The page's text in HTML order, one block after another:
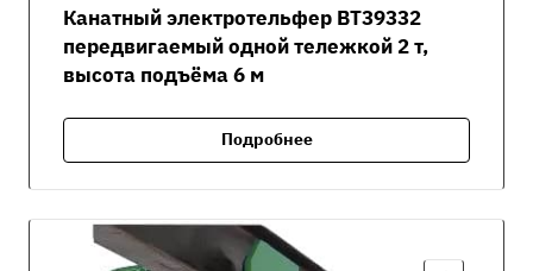
Канатный электротельфер ВТ39332
передвигаемый одной тележкой 2 т,
высота подъёма 6 м
Подробнее